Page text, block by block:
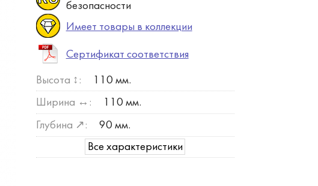
безопасности
Имеет товары в коллекции
Сертификат соответствия
Высота ↕: 110 мм.
Ширина ↔: 110 мм.
Глубина ↗:
90 мм.
Все характеристики